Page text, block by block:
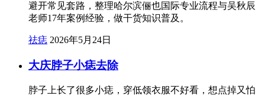
避开常见套路，整理哈尔滨俪也国际专业流程与吴秋辰
老师17年案例经验，做干货知识普及。
祛痣 2026年5月24日
大庆脖子小痣去除
脖子上长了很多小痣，穿低领衣服不好看，想点掉又怕